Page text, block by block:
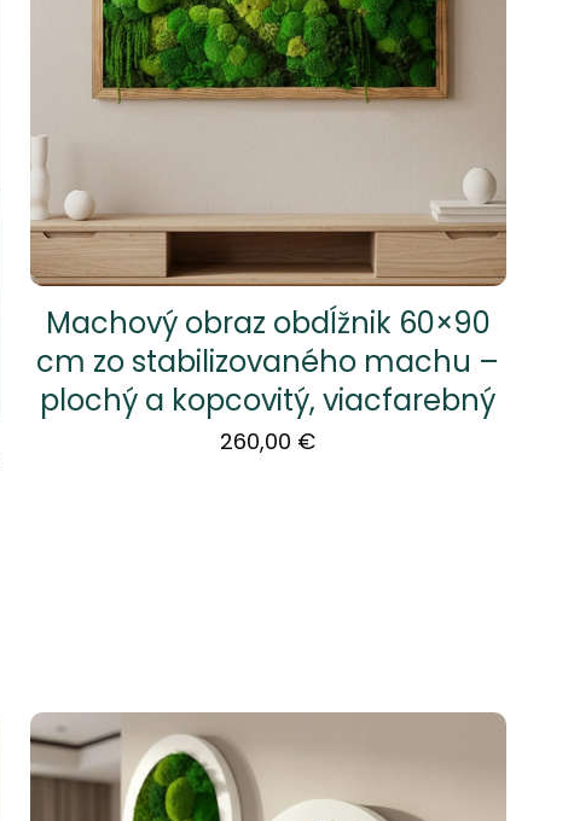
Machový obraz obdĺžnik 60×90
cm zo stabilizovaného machu –
plochý a kopcovitý, viacfarebný
260,00 €